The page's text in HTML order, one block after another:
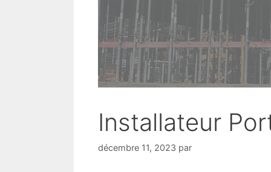
Installateur
décembre 11, 2023 par